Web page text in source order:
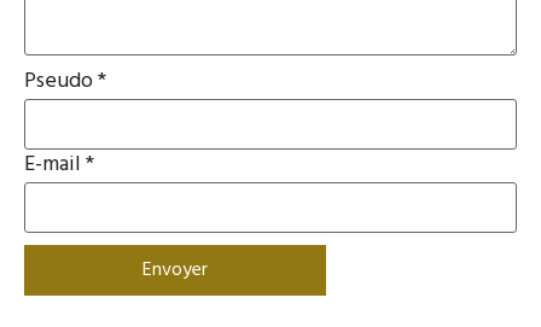
Pseudo*
E-mail*